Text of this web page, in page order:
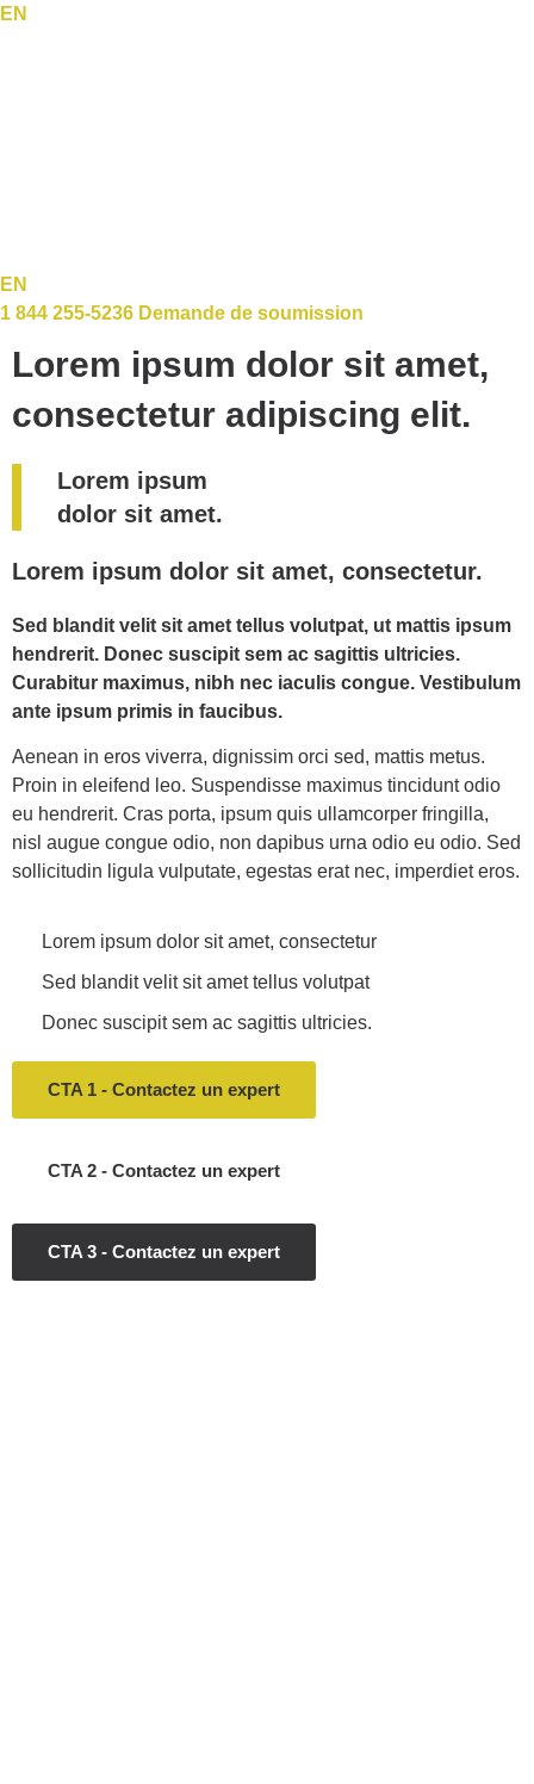
EN
EN
1 844 255-5236 Demande de soumission
Lorem ipsum dolor sit amet,
consectetur adipiscing elit.
Lorem ipsum
dolor sit amet.
Lorem ipsum dolor sit amet, consectetur.
Sed blandit velit sit amet tellus volutpat, ut mattis ipsum
hendrerit. Donec suscipit sem ac sagittis ultricies.
Curabitur maximus, nibh nec iaculis congue. Vestibulum
ante ipsum primis in faucibus.
Aenean in eros viverra, dignissim orci sed, mattis metus.
Proin in eleifend leo. Suspendisse maximus tincidunt odio
eu hendrerit. Cras porta, ipsum quis ullamcorper fringilla,
nisl augue congue odio, non dapibus urna odio eu odio. Sed
sollicitudin ligula vulputate, egestas erat nec, imperdiet eros.
Lorem ipsum dolor sit amet, consectetur
Sed blandit velit sit amet tellus volutpat
Donec suscipit sem ac sagittis ultricies.
CTA 1 - Contactez un expert
CTA 2 - Contactez un expert
CTA 3 - Contactez un expert